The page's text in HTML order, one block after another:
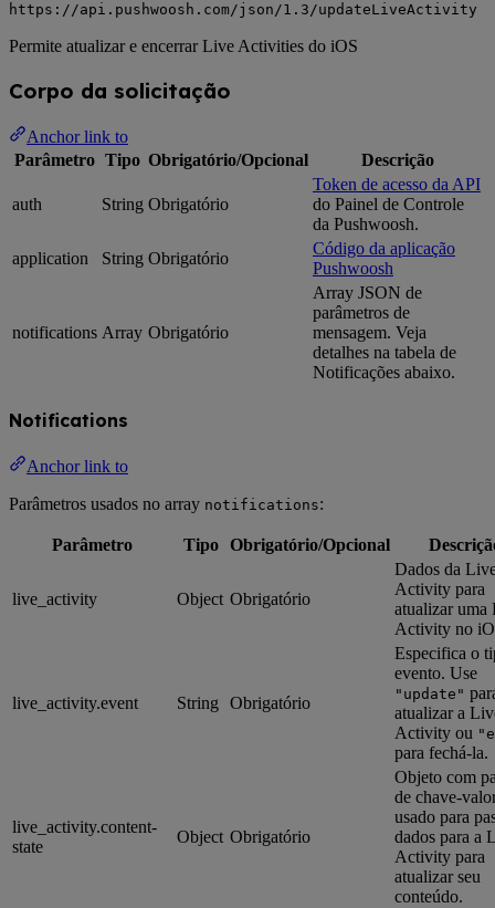
https://api.pushwoosh.com/json/1.3/updateLiveActivity
Permite atualizar e encerrar Live Activities do iOS
Corpo da solicitação
Anchor link to
Parâmetro Tipo Obrigatório/Opcional Descrição
auth String Obrigatório
Token de acesso da API
do Painel de Controle
da Pushwoosh.
application
String Obrigatório
Código da aplicação
Pushwoosh
notifications Array Obrigatório
Array JSON de
parâmetros de
mensagem. Veja
detalhes na tabela de
Notificações abaixo.
Notifications
Anchor link to
Parâmetros usados no array notifications:
Parâmetro Tipo Obrigatório/Opcional
live_activity Object Obrigatório
Dados da
Activity para
atualizar uma
Activity no
live_activity.event String Obrigatório
Especifica o
evento. Use
"update"
atualizar a
Activity ou
para fechá-la.
live_activity.content-
state
Object Obrigatório
Objeto com
de chave-
usado para
dados para a
Activity para
atualizar seu
conteúdo.